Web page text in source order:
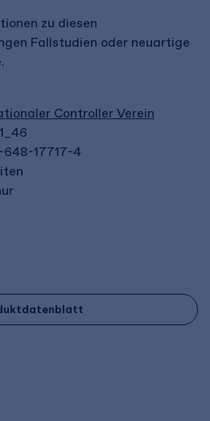
zu diesen
Fallstudien oder neuartige
Controller Verein
17717-4